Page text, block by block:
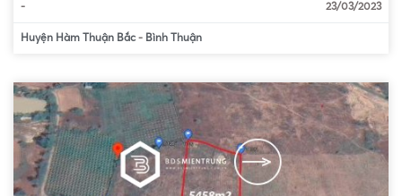
- 23/03/2023
Huyện Hàm Thuận Bắc - Bình Thuận